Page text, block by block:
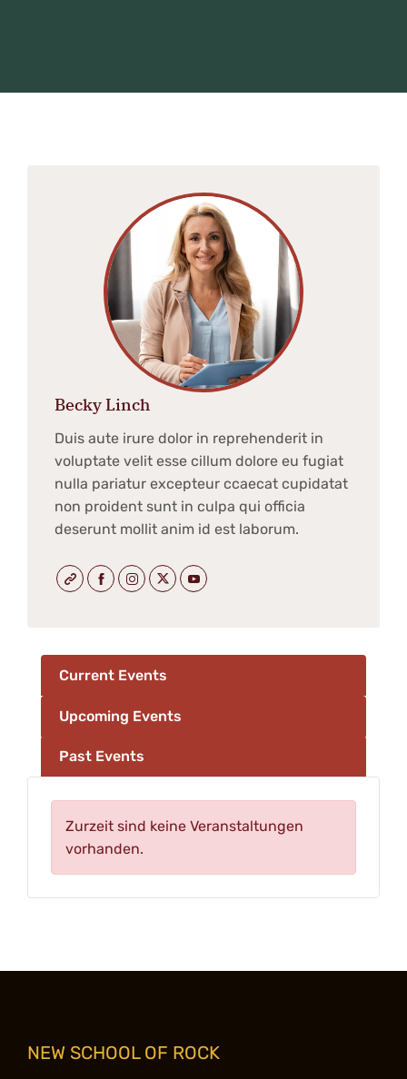
Becky Linch
Duis aute irure dolor in reprehenderit in
voluptate velit esse cillum dolore eu fugiat
nulla pariatur excepteur ccaecat cupidatat
non proident sunt in culpa qui officia
deserunt mollit anim id est laborum.
Current Events
Upcoming Events
Past Events
Zurzeit sind keine Veranstaltungen
vorhanden.
NEW SCHOOL OF ROCK